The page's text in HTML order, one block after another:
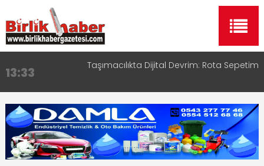
13:33 Taşımacılıkta Dijital Devrim: Rota Sepetim
17:15
Aksaray OSB Bölge Müdürü Makam Koltuğunu
Çocuklara Bıraktı
16:00
Aksaray Esnaf Rehberi ile Google ve Yapay Zeka
Aramalarında Öne Çıkın
8:23 Aksaray Esnaf Rehberi Hizmete Girdi